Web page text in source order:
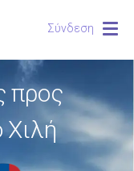
Σύνδεση
προς